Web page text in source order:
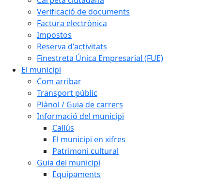
Verificació de documents
Factura electrònica
Impostos
Reserva d'activitats
Finestreta Única Empresarial (FUE)
El municipi
Com arribar
Transport públic
Plànol / Guia de carrers
Informació del municipi
Callús
El municipi en xifres
Patrimoni cultural
Guia del municipi
Equipaments